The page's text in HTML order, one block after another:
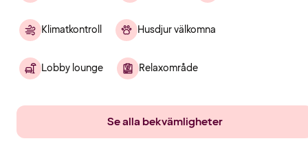
Klimatkontroll Husdjur välkomna
Lobby lounge Relaxområde
Se alla bekvämligheter